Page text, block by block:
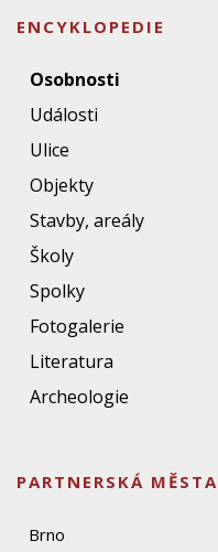
ENCYKLOPEDIE
Osobnosti
Události
Ulice
Objekty
Stavby, areály
Školy
Spolky
Fotogalerie
Literatura
Archeologie
PARTNERSKÁ MĚSTA
Brno